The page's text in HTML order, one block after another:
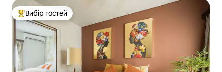
Топ вибір гостей
Вибір гостей